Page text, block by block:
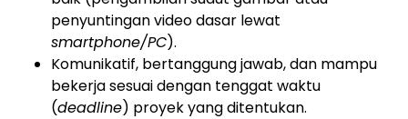
penyuntingan video dasar lewat
smartphone/PC).
Komunikatif, bertanggung jawab, dan mampu
bekerja sesuai dengan tenggat waktu
(deadline) proyek yang ditentukan.